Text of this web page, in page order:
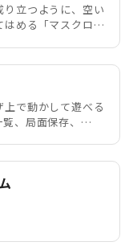
立つように、空い
める「マスクロス
で動かして遊べる
、局面保存、